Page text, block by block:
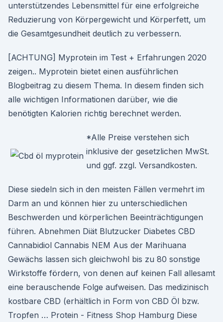
unterstützendes Lebensmittel für eine erfolgreiche
Reduzierung von Körpergewicht und Körperfett, um
die Gesamtgesundheit deutlich zu verbessern.
[ACHTUNG] Myprotein im Test + Erfahrungen 2020
zeigen.. Myprotein bietet einen ausführlichen
Blogbeitrag zu diesem Thema. In diesem finden sich
alle wichtigen Informationen darüber, wie die
benötigten Kalorien richtig berechnet werden.
*Alle Preise verstehen sich
inklusive der gesetzlichen MwSt.
und ggf. zzgl. Versandkosten.
Diese siedeln sich in den meisten Fällen vermehrt im
Darm an und können hier zu unterschiedlichen
Beschwerden und körperlichen Beeinträchtigungen
führen. Abnehmen Diät Blutzucker Diabetes CBD
Cannabidiol Cannabis NEM Aus der Marihuana
Gewächs lassen sich gleichwohl bis zu 80 sonstige
Wirkstoffe fördern, von denen auf keinen Fall allesamt
eine berauschende Folge aufweisen. Das medizinisch
kostbare CBD (erhältlich in Form von CBD Öl bzw.
Tropfen … Protein - Fitness Shop Hamburg Diese